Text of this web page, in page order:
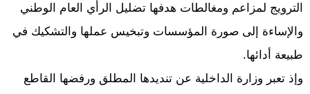
الترويج لمزاعم ومغالطات هدفها تضليل الرأي العام الوطني
والإساءة إلى صورة المؤسسات وتبخيس عملها والتشكيك في
طبيعة أدائها.
وإذ تعبر وزارة الداخلية عن تنديدها المطلق ورفضها القاطع